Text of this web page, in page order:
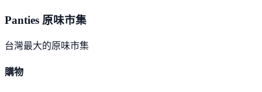
Panties 原味市集
台灣最大的原味市集
購物